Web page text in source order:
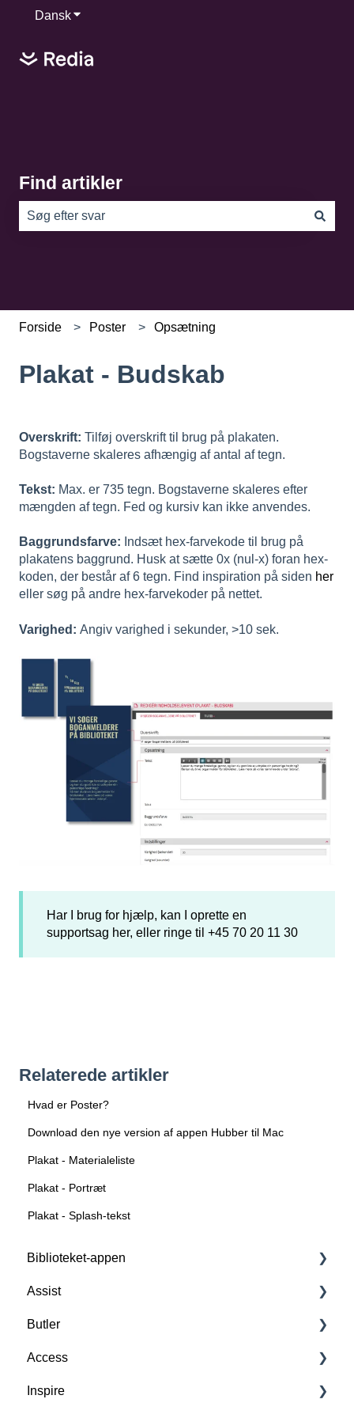
DanskVis undermenu for oversættelser
Find artikler
Forside Poster Opsætning
Plakat - Budskab
Overskrift: Tilføj overskrift til brug på plakaten.
Bogstaverne skaleres afhængig af antal af tegn.
Tekst: Max. er 735 tegn. Bogstaverne skaleres efter
mængden af tegn. Fed og kursiv kan ikke anvendes.
Baggrundsfarve: Indsæt hex-farvekode til brug på
plakatens baggrund. Husk at sætte 0x (nul-x) foran hex-
koden, der består af 6 tegn. Find inspiration på siden her
eller søg på andre hex-farvekoder på nettet.
Varighed: Angiv varighed i sekunder, >10 sek.
Har I brug for hjælp, kan I oprette en
supportsag her, eller ringe til +45 70 20 11 30
Relaterede artikler
Hvad er Poster?
Download den nye version af appen Hubber til Mac
Plakat - Materialeliste
Plakat - Portræt
Plakat - Splash-tekst
Biblioteket-appen
Forstå Biblioteket-appen
Basisfunktioner
Tilkøbsfunktioner: All-in-One
Tilkøbsfunktion: Lån & Aflever
Assist
Forstå Assist
Scan, opret og slet RFID-tags
FAQ
Butler
Forstå Butler
FAQ
Access
Forstå Access
Inspire